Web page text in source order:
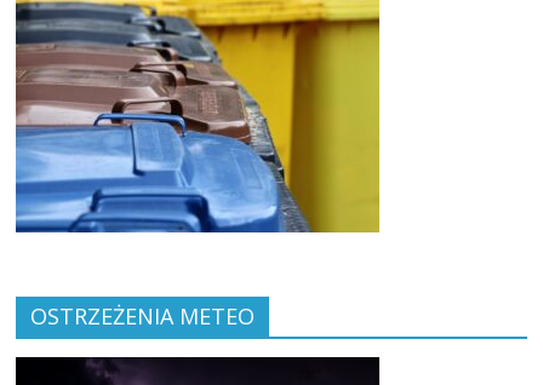
OSTRZEŻENIA METEO